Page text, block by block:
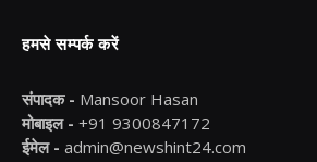
हमसे सम्पर्क करें
संपादक - Mansoor Hasan
मोबाइल - +91 9300847172
ईमेल - admin@newshint24.com